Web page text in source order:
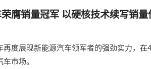
膺销量冠军 以硬核技术续写销量
再度展现新能源汽车领军者的强劲实力，
市场。